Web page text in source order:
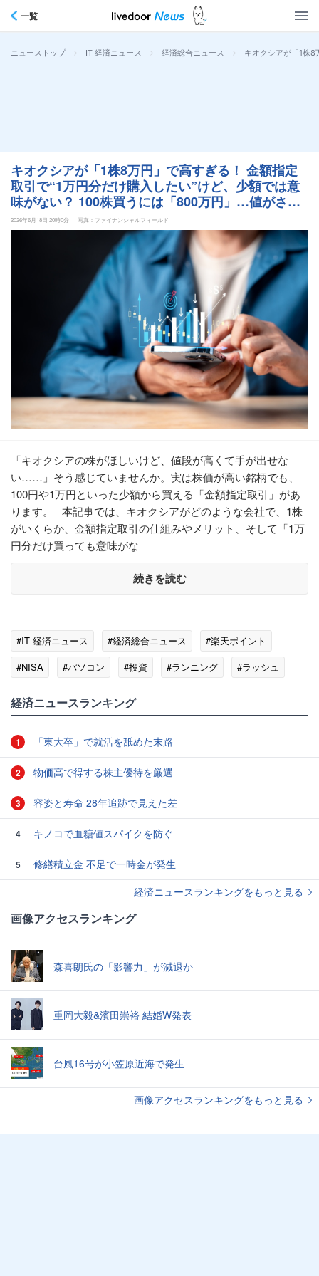
一覧
ニューストップ > IT 経済ニュース > 経済総合ニュース > キオクシアが「1株8
キオクシアが「1株8万円」で高すぎる！ 金額指定
取引で“1万円分だけ購入したい”けど、少額では意
味がない？ 100株買うには「800万円」…値がさ株
を“0.1株購入”するメリットとは
2026年6月18日 20時0分 写真：ファイナンシャルフィールド
「キオクシアの株がほしいけど、値段が高くて手が出せな
い……」そう感じていませんか。実は株価が高い銘柄でも、
100円や1万円といった少額から買える「金額指定取引」があ
ります。 本記事では、キオクシアがどのような会社で、1株
がいくらか、金額指定取引の仕組みやメリット、そして「1万
円分だけ買っても意味がな
続きを読む
#IT 経済ニュース #経済総合ニュース
#楽天ポイント
#NISA
#パソコン #投資 #ランニング
#ラッシュ
経済ニュースランキング
1 「東大卒」で就活を舐めた末路
2 物価高で得する株主優待を厳選
3 容姿と寿命 28年追跡で見えた差
4 キノコで血糖値スパイクを防ぐ
5
修繕積立金 不足で一時金が発生
経済ニュースランキングをもっと見る
画像アクセスランキング
森喜朗氏の「影響力」が減退か
重岡大毅&濱田崇裕 結婚W発表
台風16号が小笠原近海で発生
画像アクセスランキングをもっと見る